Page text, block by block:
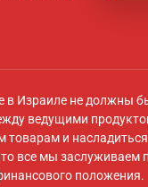
в Израиле не должны
ведущими
и
все мы заслуживаем
положения.